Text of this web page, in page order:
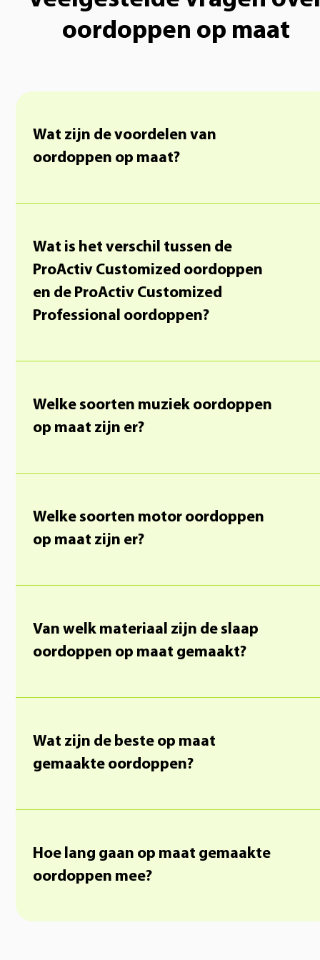
oordoppen op maat
Wat zijn de voordelen van
oordoppen op maat?
Wat is het verschil tussen de
ProActiv Customized oordoppen
en de ProActiv Customized
Professional oordoppen?
Welke soorten muziek oordoppen
op maat zijn er?
Welke soorten motor oordoppen
op maat zijn er?
Van welk materiaal zijn de slaap
oordoppen op maat gemaakt?
Wat zijn de beste op maat
gemaakte oordoppen?
Hoe lang gaan op maat gemaakte
oordoppen mee?